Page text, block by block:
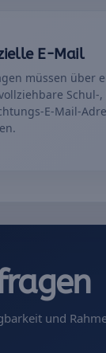
E-Mail
müssen über
Schul-
E-Mail-
und